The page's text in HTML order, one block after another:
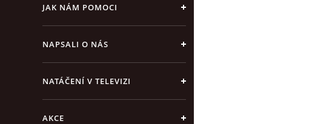
JAK NÁM POMOCI
NAPSALI O NÁS
NATÁČENÍ V TELEVIZI
AKCE